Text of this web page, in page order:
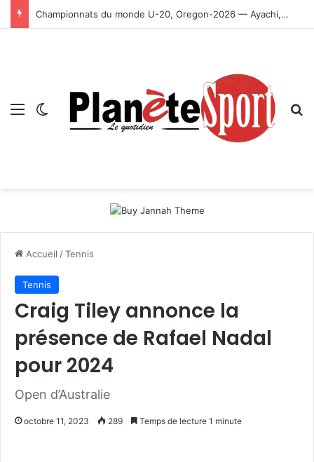
Championnats du monde U-20, Oregon-2026 — Ayachi, Dissa, Touahria et Ghezali en finale
Menu Switch skin
Accueil /Tennis
Tennis
Craig Tiley annonce la
présence de Rafael Nadal
pour 2024
Open d’Australie
octobre 11, 2023 289 Temps de lecture 1 minute